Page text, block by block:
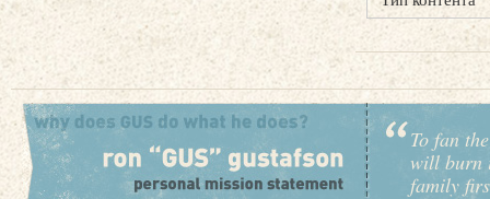
To fan
will burn
family